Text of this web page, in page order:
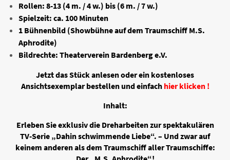
Rollen: 8-13 (4 m. / 4 w.) bis (6 m. / 7 w.)
Spielzeit: ca. 100 Minuten
1 Bühnenbild (Showbühne auf dem Traumschiff M.S.
Aphrodite)
Bildrechte: Theaterverein Bardenberg e.V.
Jetzt das Stück anlesen oder ein kostenloses
Ansichtsexemplar bestellen und einfach hier klicken !
Inhalt:
Erleben Sie exklusiv die Dreharbeiten zur spektakulären
TV-Serie „Dahin schwimmende Liebe“. – Und zwar auf
keinem anderen als dem Traumschiff aller Traumschiffe: